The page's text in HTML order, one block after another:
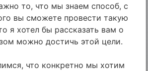
то, что мы знаем способ, с
вы сможете провести такую
я хотел бы рассказать вам о
можно достичь этой цели.
что конкретно мы хотим